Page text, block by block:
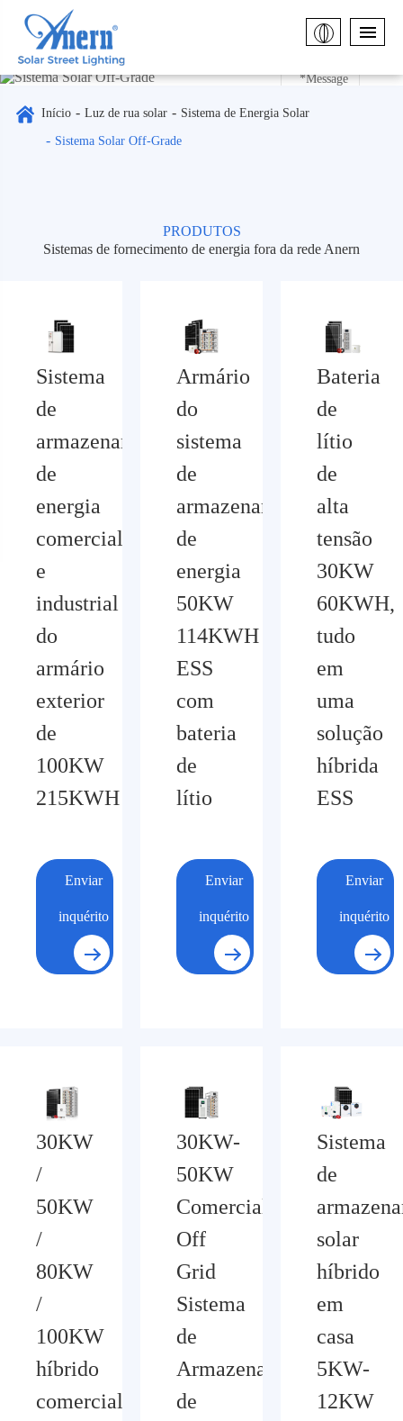
Solar
Off-
Início Luz de rua solar Sistema de Energia Solar
Sistema Solar Off-Grade
PRODUTOS
Sistemas de fornecimento de energia fora da rede Anern
Sistema
de
armazenamento
de
energia
comercial
e
industrial
do
armário
exterior
de
100KW
215KWH
Enviar
inquérito
Armário
do
sistema
de
armazenamento
de
energia
50KW
114KWH
ESS
com
bateria
de
lítio
Enviar
inquérito
Bateria
de
lítio
de
alta
tensão
30KW
60KWH,
tudo
em
uma
solução
híbrida
ESS
Enviar
inquérito
30KW
/
50KW
/
80KW
/
100KW
híbrido
comercial
30KW-
50KW
Comercial
Off
Grid
Sistema
de
Armazenamento
de
Sistema
de
solar
híbrido
em
casa
5KW-
12KW